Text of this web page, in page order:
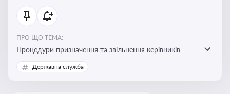
ПРО ЩО ТЕМА:
Процедури призначення та звільнення керівників
установ та підприємств
Державна служба